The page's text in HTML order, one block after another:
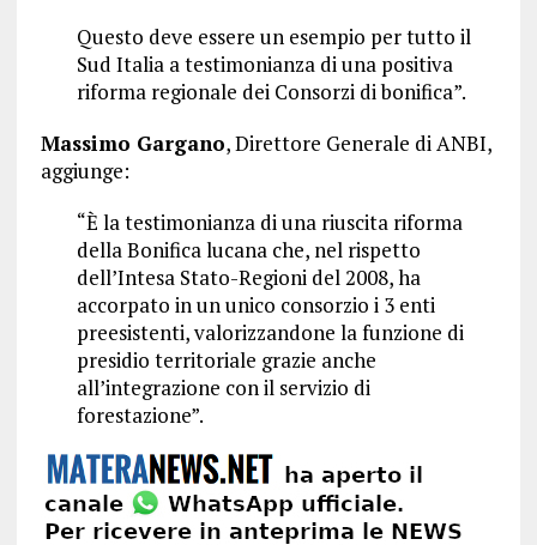
Questo deve essere un esempio per tutto il
Sud Italia a testimonianza di una positiva
riforma regionale dei Consorzi di bonifica”.
Massimo Gargano, Direttore Generale di ANBI,
aggiunge:
“È la testimonianza di una riuscita riforma
della Bonifica lucana che, nel rispetto
dell’Intesa Stato-Regioni del 2008, ha
accorpato in un unico consorzio i 3 enti
preesistenti, valorizzandone la funzione di
presidio territoriale grazie anche
all’integrazione con il servizio di
forestazione”.